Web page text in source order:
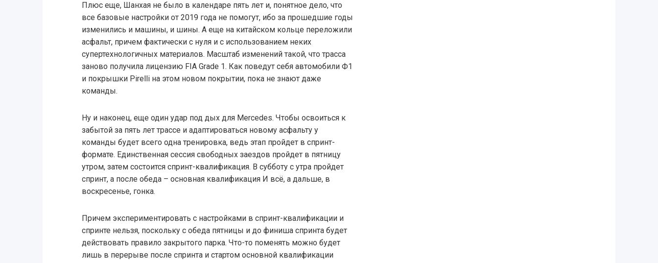
Плюс еще, Шанхая не было в календаре пять лет и, понятное дело, что
все базовые настройки от 2019 года не помогут, ибо за прошедшие годы
изменились и машины, и шины. А еще на китайском кольце переложили
асфальт, причем фактически с нуля и с использованием неких
супертехнологичных материалов. Масштаб изменений такой, что трасса
заново получила лицензию FIA Grade 1. Как поведут себя автомобили Ф1
и покрышки Pirelli на этом новом покрытии, пока не знают даже
команды.
Ну и наконец, еще один удар под дых для Mercedes. Чтобы освоиться к
забытой за пять лет трассе и адаптироваться новому асфальту у
команды будет всего одна тренировка, ведь этап пройдет в спринт-
формате. Единственная сессия свободных заездов пройдет в пятницу
утром, затем состоится спринт-квалификация. В субботу с утра пройдет
спринт, а после обеда – основная квалификация И всё, а дальше, в
воскресенье, гонка.
Причем экспериментировать с настройками в спринт-квалификации и
спринте нельзя, поскольку с обеда пятницы и до финиша спринта будет
действовать правило закрытого парка. Что-то поменять можно будет
лишь в перерыве после спринта и стартом основной квалификации